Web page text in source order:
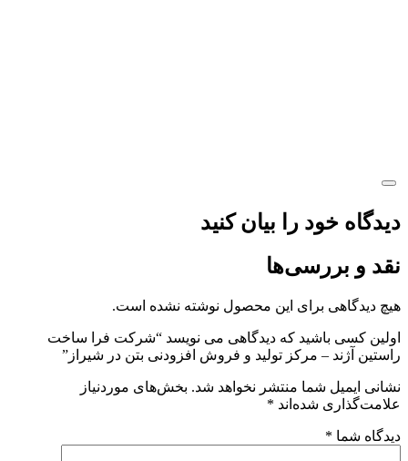
دیدگاه خود را بیان کنید
نقد و بررسی‌ها
هیچ دیدگاهی برای این محصول نوشته نشده است.
اولین کسی باشید که دیدگاهی می نویسد “شرکت فرا ساخت
راستین آژند – مرکز تولید و فروش افزودنی بتن در شیراز”
نشانی ایمیل شما منتشر نخواهد شد. بخش‌های موردنیاز
علامت‌گذاری شده‌اند *
دیدگاه شما *